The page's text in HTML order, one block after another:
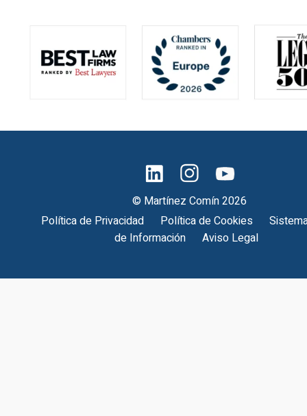
© Martínez Comín 2026
Política de Privacidad
Política de Cookies
de Información
Aviso Legal